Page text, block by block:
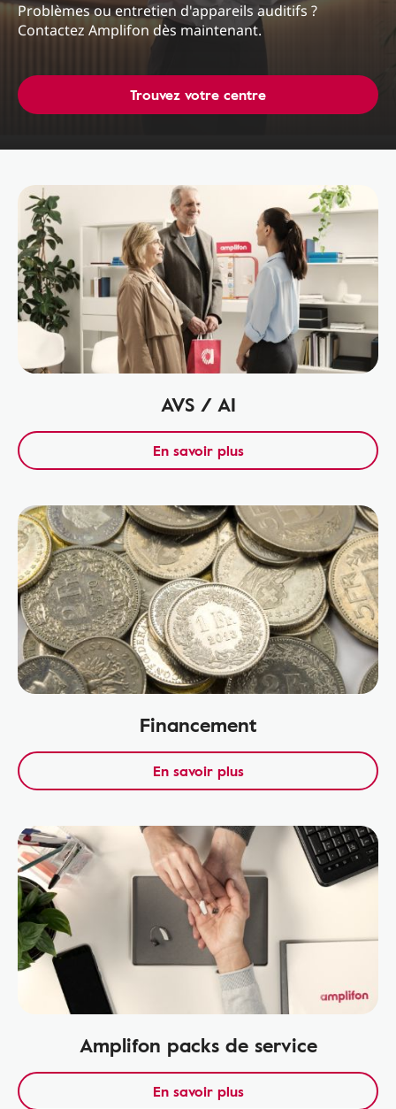
Problèmes ou entretien d'appareils auditifs ?
Contactez Amplifon dès maintenant.
Trouvez votre centre
AVS / AI
En savoir plus
Financement
En savoir plus
Amplifon packs de service
En savoir plus